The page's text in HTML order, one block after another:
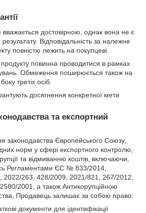
достовірною, однак вона не є
результату. Відповідальність за належне
повністю лежить на покупцеві.
продукту повинна проводитися в рамках
Обмеження поширюється також на
третіх осіб.
досягнення конкретної мети
та експортний
законодавства Європейського Союзу,
норм у сфері експортного контролю,
та відмиванню коштів, включаючи,
Регламентами ЄС № 833/2014,
2022/263, 428/2009, 2021/821, 267/2012,
2001, а також Антикорупційною
Продавець залишає за собою право:
документи для ідентифікації